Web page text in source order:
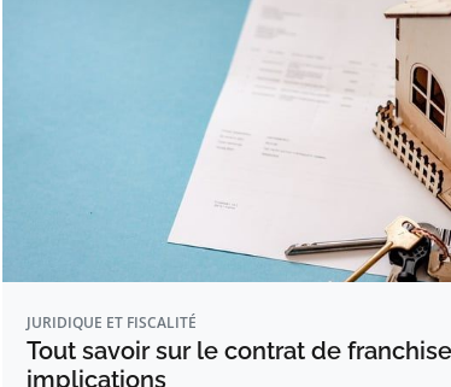
JURIDIQUE ET FISCALITÉ
Tout savoir sur le contrat de
implications